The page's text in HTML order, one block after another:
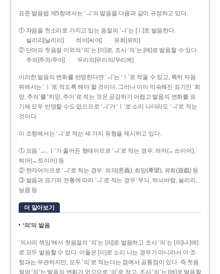
표준 발음법 제5항에서는 ‘ㅢ’의 발음을 다음과 같이 규정하고 있다.
① 자음을 첫소리로 가지고 있는 음절의 ‘ㅢ’는 [ㅣ]로 발음한다.
늴리리[닐리리]
씌어[씨어]
유희[유히]
② 단어의 첫음절 이외의 ‘의’는 [이]로, 조사 ‘의’는 [에]로 발음할 수 있다.
주의[주의/주이]
우리의[우리의/우리에]
이러한 발음의 변화를 반영한다면 ‘ㅢ’는 ‘ㅣ’로 적을 수 있고, 특히 자음
뒤에서는 ‘ㅣ’로 적도록 해야 할 것이다. 그러나 이미 익숙해진 표기인 ‘희
망, 주의’를 ‘히망, 주이’로 적는 것은 공감하기 어렵고 발음의 변화를 표
기에 모두 반영할 수도 없으므로 ‘ㅢ’가 ‘ㅣ’로 소리 나더라도 ‘ㅢ’로 적는
것이다.
이 조항에서는 ‘ㅢ’로 적는 세 가지 유형을 제시하고 있다.
① 모음 ‘ㅡ, ㅣ’가 줄어든 형태이므로 ‘ㅢ’로 적는 경우: 씌어(←쓰이어),
틔어(←트이어) 등
② 한자어이므로 ‘ㅢ’로 적는 경우: 의의(意義), 희망(希望), 유희(遊戱) 등
③ 발음과 표기의 전통에 따라 ‘ㅢ’로 적는 경우: 무늬, 하늬바람, 늴리리,
닁큼 등
더 알아보기
‘의’의 발음
‘의사의 책임’에서 첫음절의 ‘의’는 [의]로 발음하고 조사 ‘의’는 [의]나 [에]
로 모두 발음할 수 있다. 이들은 [이]로 소리 나는 경우가 아니라서 이 조
항과는 무관하지만, 모두 ‘의’로 적는다는 점에서 공통점이 있다. 즉 첫음
절의 ‘의’는 발음의 변화가 없으므로 ‘의’로 적고, 조사 ‘의’는 [에]로 발음할